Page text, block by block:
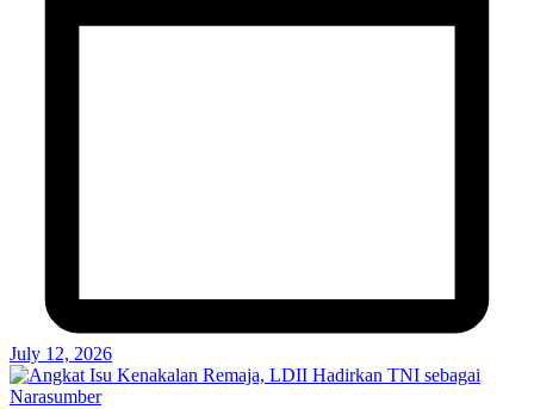
July 12, 2026